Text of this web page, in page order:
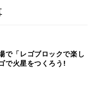
で「レゴブロックで楽し
で火星をつくろう!